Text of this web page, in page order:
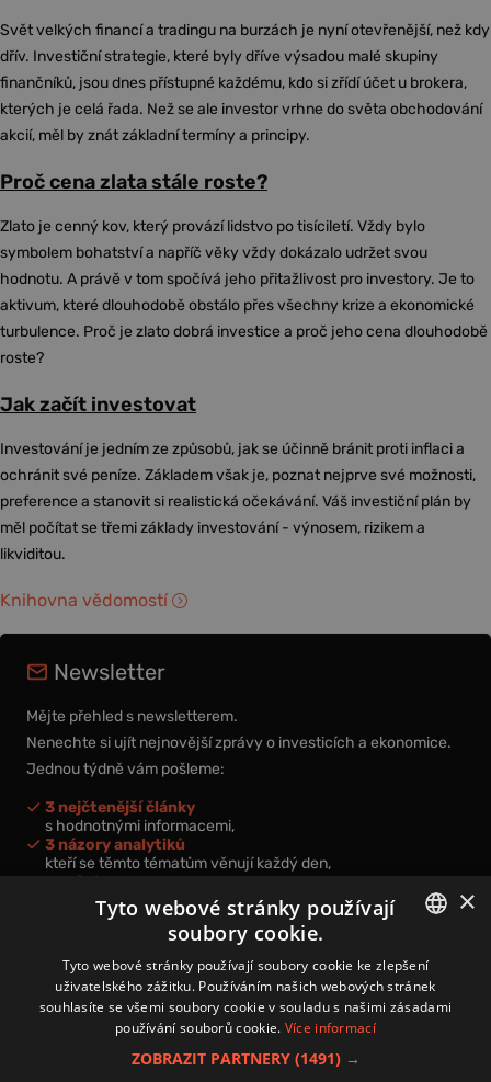
Svět velkých financí a tradingu na burzách je nyní otevřenější, než kdy
dřív. Investiční strategie, které byly dříve výsadou malé skupiny
finančníků, jsou dnes přístupné každému, kdo si zřídí účet u brokera,
kterých je celá řada. Než se ale investor vrhne do světa obchodování
akcií, měl by znát základní termíny a principy.
Proč cena zlata stále roste?
Zlato je cenný kov, který provází lidstvo po tisíciletí. Vždy bylo
symbolem bohatství a napříč věky vždy dokázalo udržet svou
hodnotu. A právě v tom spočívá jeho přitažlivost pro investory. Je to
aktivum, které dlouhodobě obstálo přes všechny krize a ekonomické
turbulence. Proč je zlato dobrá investice a proč jeho cena dlouhodobě
roste?
Jak začít investovat
Investování je jedním ze způsobů, jak se účinně bránit proti inflaci a
ochránit své peníze. Základem však je, poznat nejprve své možnosti,
preference a stanovit si realistická očekávání. Váš investiční plán by
měl počítat se třemi základy investování - výnosem, rizikem a
likviditou.
Knihovna vědomostí
Newsletter
Mějte přehled s newsletterem.
Nenechte si ujít nejnovější zprávy o investicích a ekonomice.
Jednou týdně vám pošleme:
3 nejčtenější články
s hodnotnými informacemi,
3 názory analytiků
kteří se těmto tématům věnují každý den,
nová videa a podcasty
k prohloubení vašich znalostí.
Přihlášením k newsletteru vyjadřujete svůj souhlas spodmínkami
zpracování osobních údajů.
CZECH
×
Tyto webové stránky používají
soubory cookie.
Tyto webové stránky používají soubory cookie ke zlepšení
uživatelského zážitku. Používáním našich webových stránek
souhlasíte se všemi soubory cookie v souladu s našimi zásadami
používání souborů cookie. Více informací
ZOBRAZIT PARTNERY (1491) →